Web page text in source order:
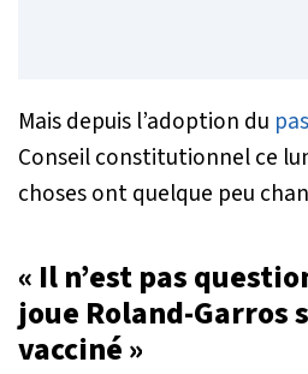
Mais depuis l’adoption du
Conseil constitutionnel ce
choses ont quelque peu
« Il n’est pas
joue Roland-Garros
vacciné »